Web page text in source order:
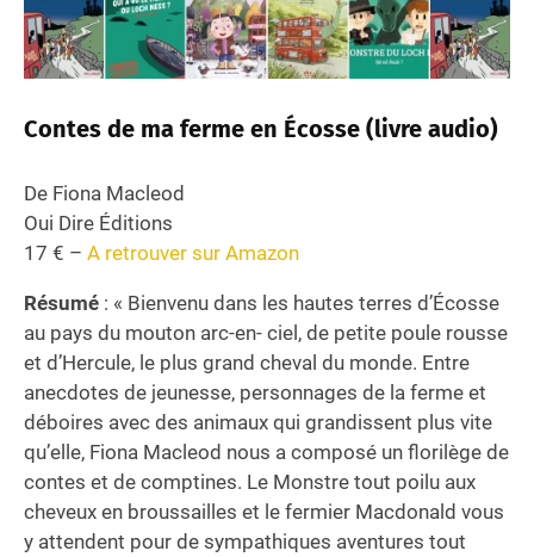
Hello, i am fiona from Scotland
Qui a vu le monstre du Loch Ness ?
Mystères dans les Highlands – 1er frissons
débrouille l’embrouille
monstre du Loch Ness
Valentin et les Scottish Secret Agents
(progressivement bilingue en anglais)
Contes de ma ferme en Écosse (livre audio)
De Fiona Macleod
Oui Dire Éditions
17 € – A retrouver sur Amazon
Résumé : « Bienvenu dans les hautes terres d’Écosse
au pays du mouton arc-en- ciel, de petite poule rousse
et d’Hercule, le plus grand cheval du monde. Entre
anecdotes de jeunesse, personnages de la ferme et
déboires avec des animaux qui grandissent plus vite
qu’elle, Fiona Macleod nous a composé un florilège de
contes et de comptines. Le Monstre tout poilu aux
cheveux en broussailles et le fermier Macdonald vous
y attendent pour de sympathiques aventures tout